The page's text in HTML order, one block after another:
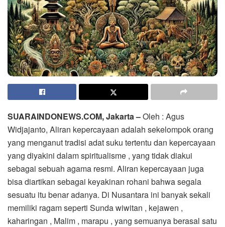
SUARAINDONEWS.COM, Jakarta –Oleh : Agus
Widjajanto, Aliran kepercayaan adalah sekelompok orang
yang menganut tradisi adat suku tertentu dan kepercayaan
yang diyakini dalam spiritualisme , yang tidak diakui
sebagai sebuah agama resmi. Aliran kepercayaan juga
bisa diartikan sebagai keyakinan rohani bahwa segala
sesuatu itu benar adanya. Di Nusantara ini banyak sekali
memiliki ragam seperti Sunda wiwitan , kejawen ,
kaharingan , Malim , marapu , yang semuanya berasal satu